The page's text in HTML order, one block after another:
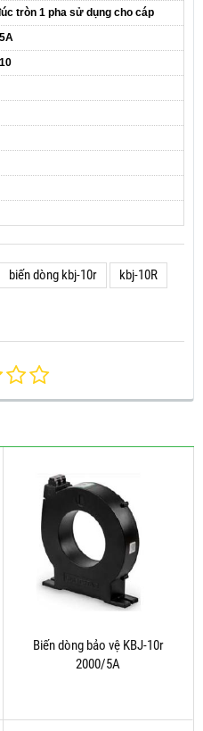
tròn 1 pha sử dụng cho cáp
biến dòng kbj-10r
kbj-10R
Biến dòng bảo vệ KBJ-10r
2000/5A